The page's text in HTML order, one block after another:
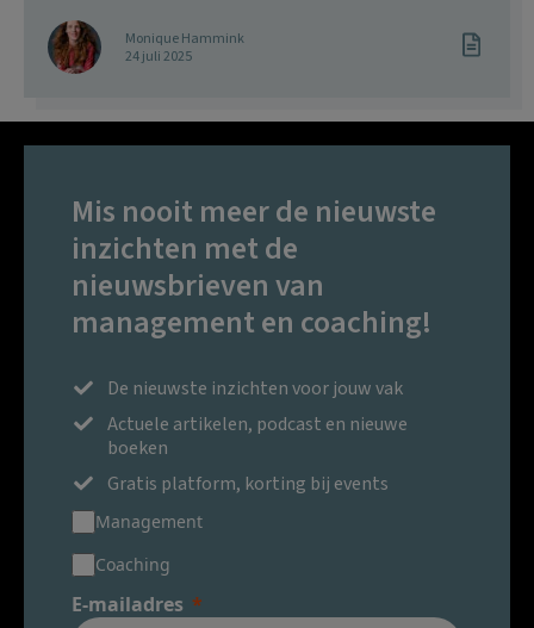
Monique Hammink
24 juli 2025
Mis nooit meer de nieuwste
inzichten met de
nieuwsbrieven van
management en coaching!
De nieuwste inzichten voor jouw vak
Actuele artikelen, podcast en nieuwe
boeken
Gratis platform, korting bij events
Management
Coaching
E-mailadres